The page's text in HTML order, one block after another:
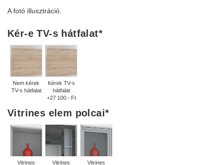
A fotó illusztráció.
Kér-e TV-s hátfalat*
Nem kérek
TV-s hátfalat
Kérek TV-s
hátfalat
+27 100.- Ft
Vitrines elem polcai*
Vitrines Vitrines Vitrines